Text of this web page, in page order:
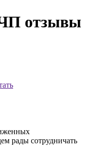
отзывы
рады сотрудничать